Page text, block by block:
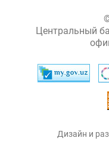
Центральный
Дизайн и